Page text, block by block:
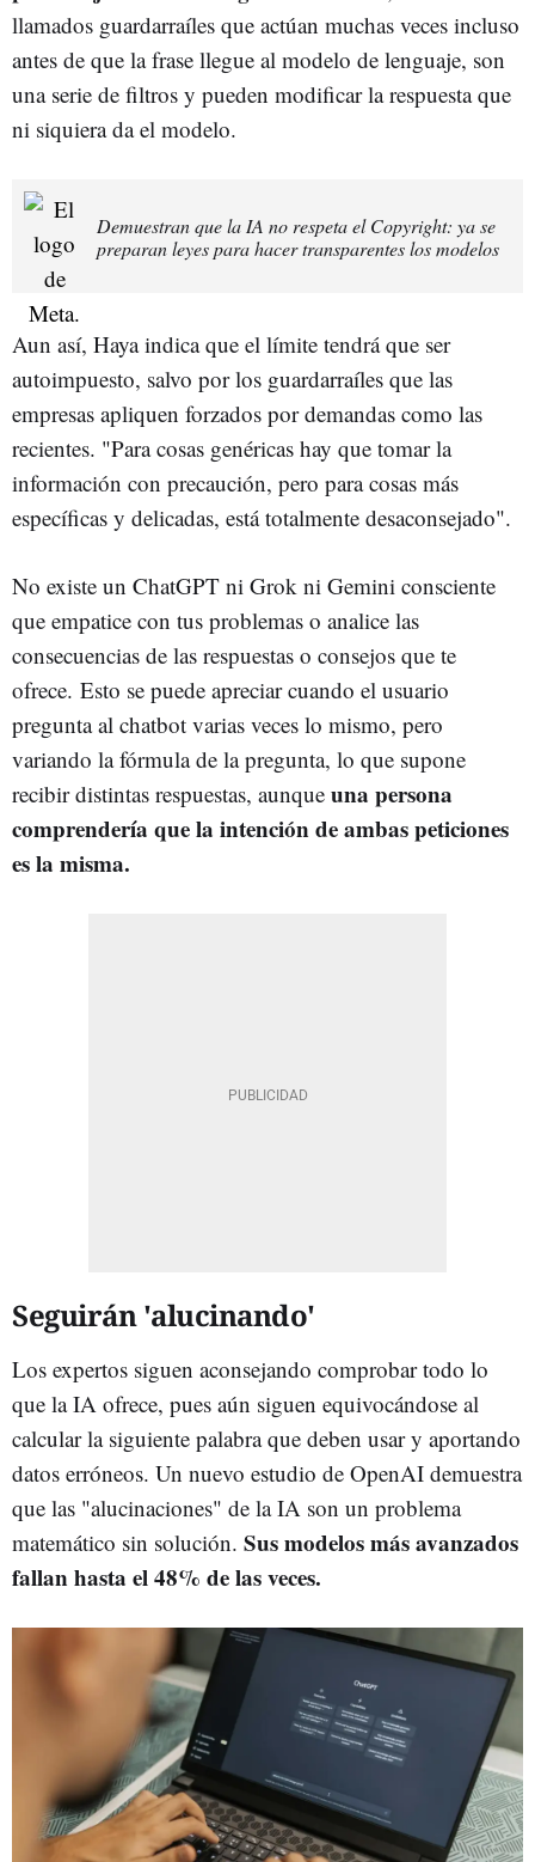
llamados guardarraíles que actúan muchas veces incluso
antes de que la frase llegue al modelo de lenguaje, son
una serie de filtros y pueden modificar la respuesta que
ni siquiera da el modelo.
Demuestran que la IA no respeta el Copyright: ya se
preparan leyes para hacer transparentes los modelos
Aun así, Haya indica que el límite tendrá que ser
autoimpuesto, salvo por los guardarraíles que las
empresas apliquen forzados por demandas como las
recientes. "Para cosas genéricas hay que tomar la
información con precaución, pero para cosas más
específicas y delicadas, está totalmente desaconsejado".
No existe un ChatGPT ni Grok ni Gemini consciente
que empatice con tus problemas o analice las
consecuencias de las respuestas o consejos que te
ofrece. Esto se puede apreciar cuando el usuario
pregunta al chatbot varias veces lo mismo, pero
variando la fórmula de la pregunta, lo que supone
recibir distintas respuestas, aunque una persona
comprendería que la intención de ambas peticiones
es la misma.
Seguirán 'alucinando'
Los expertos siguen aconsejando comprobar todo lo
que la IA ofrece, pues aún siguen equivocándose al
calcular la siguiente palabra que deben usar y aportando
datos erróneos. Un nuevo estudio de OpenAI demuestra
que las "alucinaciones" de la IA son un problema
matemático sin solución. Sus modelos más avanzados
fallan hasta el 48% de las veces.